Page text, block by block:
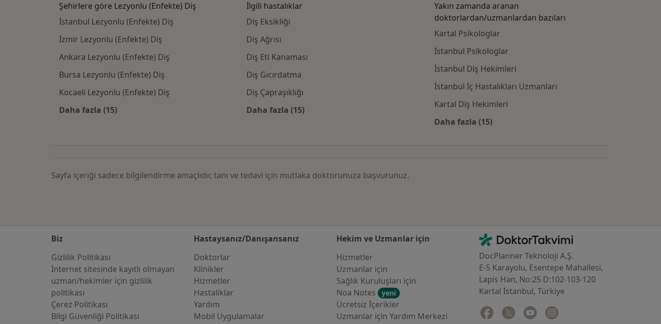
Şehirlere göre Lezyonlu (Enfekte) Diş
İstanbul Lezyonlu (Enfekte) Diş
İzmir Lezyonlu (Enfekte) Diş
Ankara Lezyonlu (Enfekte) Diş
Bursa Lezyonlu (Enfekte) Diş
Kocaeli Lezyonlu (Enfekte) Diş
Daha fazla (15)
İlgili hastalıklar
Diş Eksikliği
Diş Ağrısı
Diş Eti Kanaması
Diş Gıcırdatma
Diş Çapraşıklığı
Daha fazla (15)
Kategoride daha fazlası: İlgili hastalıklar
Yakın zamanda aranan
doktorlardan/uzmanlardan bazıları
Kartal Psikologlar
İstanbul Psikologlar
İstanbul Diş Hekimleri
İstanbul İç Hastalıkları Uzmanları
Kartal Diş Hekimleri
Daha fazla (15)
Sayfa içeriği sadece bilgilendirme amaçlıdır, tanı ve tedavi için mutlaka doktorunuza başvurunuz.
Biz
Gizlilik Politikası
İnternet sitesinde kayıtlı olmayan
uzman/hekimler i̇çin gizlilik
politikası
Çerez Politikası
Bilgi Güvenliği Politikası
Hastaysanız/Danışansanız
Doktorlar
Klinikler
Hizmetler
Hastaliklar
Yardım
Mobil Uygulamalar
Hekim ve Uzmanlar için
Hizmetler
Uzmanlar için
Sağlık Kuruluşları için
Noa Notes
yeni
Ücretsiz İçerikler
Uzmanlar için Yardım Merkezi
İletişim
DoktorTakvimi - Ana Sayfa
DocPlanner Teknoloji A.Ş.
E-5 Karayolu, Esentepe Mahallesi,
Lapis Han, No:25 D:102-103-120
Kartal İstanbul, Türkiye
Facebook
yeni bir sekmede açılır
Twitter
yeni bir sekmede açılır
Youtube
yeni bir sekmede açılır